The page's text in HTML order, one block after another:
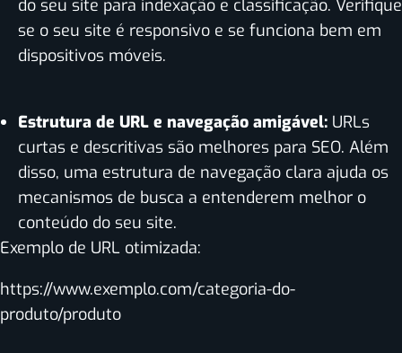
do seu site para indexação e classificação. Verifique
se o seu site é responsivo e se funciona bem em
dispositivos móveis.
Estrutura de URL e navegação amigável: URLs
curtas e descritivas são melhores para SEO. Além
disso, uma estrutura de navegação clara ajuda os
mecanismos de busca a entenderem melhor o
conteúdo do seu site.
Exemplo de URL otimizada:
https://www.exemplo.com/categoria-do-
produto/produto